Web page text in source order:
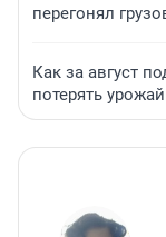
перегонял
Как за август
потерять